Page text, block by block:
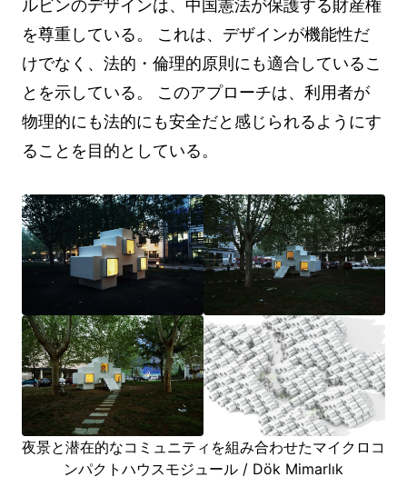
ルビンのデザインは、中国憲法が保護する財産権
を尊重している。 これは、デザインが機能性だ
けでなく、法的・倫理的原則にも適合しているこ
とを示している。 このアプローチは、利用者が
物理的にも法的にも安全だと感じられるようにす
ることを目的としている。
夜景と潜在的なコミュニティを組み合わせたマイクロコ
ンパクトハウスモジュール / Dök Mimarlık